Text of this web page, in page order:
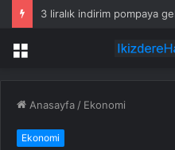
Menü
Anasayfa / Ekonomi
Ekonomi